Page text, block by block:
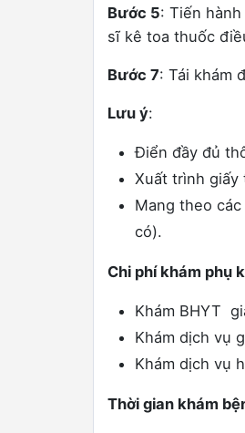
Bước 5: Tiến
sĩ kê toa thuốc
Bước 7: Tái khám
Lưu ý:
Điển đầy đủ
Xuất trình giấy
Mang theo
có).
Chi phí khám phụ
Khám BHYT
Khám dịch vụ
Khám dịch vụ
Thời gian khám